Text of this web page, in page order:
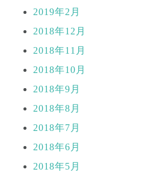
2019年2月
2018年12月
2018年11月
2018年10月
2018年9月
2018年8月
2018年7月
2018年6月
2018年5月